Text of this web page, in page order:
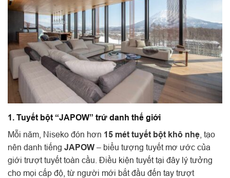
1. Tuyết bột “JAPOW” trứ danh thế giới
Mỗi năm, Niseko đón hơn 15 mét tuyết bột khô nhẹ , tạo
nên danh tiếng JAPOW – biểu tượng tuyết mơ ước của
giới trượt tuyết toàn cầu. Điều kiện tuyết tại đây lý tưởng
cho mọi cấp độ, từ người mới bắt đầu đến tay trượt